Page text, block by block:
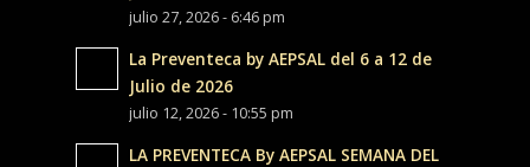
julio 27, 2026 - 6:46 pm
La Preventeca by AEPSAL del 6 a 12 de
Julio de 2026
julio 12, 2026 - 10:55 pm
LA PREVENTECA By AEPSAL SEMANA DEL